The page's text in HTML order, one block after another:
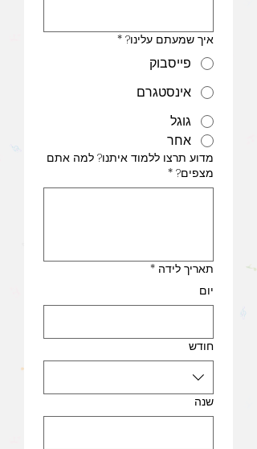
איך שמעתם עלינו? *
פייסבוק
אינסטגרם
גוגל
אחר
מדוע תרצו ללמוד איתנו? למה אתם
מצפים? *
תאריך לידה *
יום
חודש
שנה